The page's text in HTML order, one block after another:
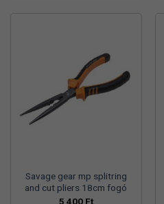
Savage gear mp splitring
and cut pliers 18cm fogó
5 400 Ft